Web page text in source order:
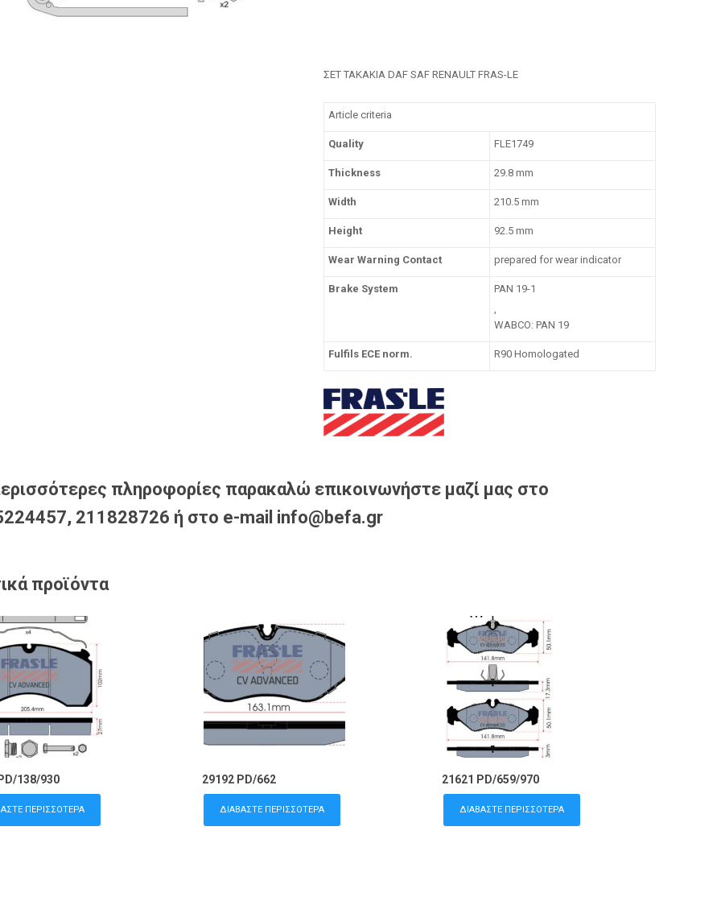
ΣΕΤ ΤΑΚΑΚΙΑ DAF SAF RENAULT FRAS-LE
Article criteria
Quality FLE1749
Thickness 29.8 mm
Width 210.5 mm
Height 92.5 mm
Wear Warning Contact prepared for wear indicator
Brake System
PAN 19-1
,
WABCO: PAN 19
Fulfils ECE norm. R90 Homologated
πληροφορίες παρακαλώ επικοινωνήστε μαζί μας στο
211828726 ή στο e-mail info@befa.gr
προϊόντα
138/930
ΠΕΡΙΣΣΌΤΕΡΑ
29192 PD/662
ΔΙΑΒΆΣΤΕ ΠΕΡΙΣΣΌΤΕΡΑ
21621 PD/659/970
ΔΙΑΒΆΣΤΕ ΠΕΡΙΣΣΌΤΕΡΑ